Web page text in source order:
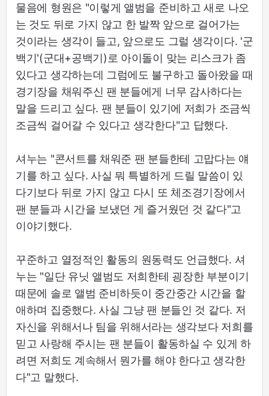
물음에 형원은 "이렇게 앨범을 준비하고 새로 나오
는 것도 뒤로 가지 않고 한 발짝 앞으로 걸어가는
것이라는 생각이 들고, 앞으로도 그럴 생각이다. '군
백기'(군대+공백기)로 아이돌이 맞는 리스크가 좀
있다고 생각하는데 그럼에도 불구하고 돌아왔을 때
경기장을 채워주신 팬 분들에게 너무 감사하다는
말을 드리고 싶다. 팬 분들이 있기에 저희가 조금씩
조금씩 걸어갈 수 있다고 생각한다"고 답했다.
셔누는 "콘서트를 채워준 팬 분들한테 고맙다는 얘
기를 하고 싶다. 사실 뭐 특별하게 드릴 말씀이 있
다기보다 뒤로 가지 않고 다시 또 체조경기장에서
팬 분들과 시간을 보냈던 게 즐거웠던 것 같다"고
이야기했다.
꾸준하고 열정적인 활동의 원동력도 언급했다. 셔
누는 "일단 유닛 앨범도 저희한테 굉장한 부분이기
때문에 솔로 앨범 준비하듯이 중간중간 시간을 할
애하며 집중했다. 사실 그냥 팬 분들인 것 같다. 저
자신을 위해서나 팀을 위해서라는 생각보다 저희를
믿고 사랑해 주시는 팬 분들이 활동하실 수 있게 하
려면 저희도 계속해서 뭔가를 해야 한다고 생각한
다"고 말했다.